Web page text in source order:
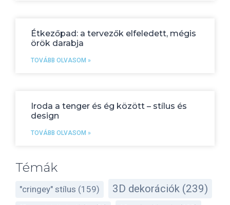
Étkezőpad: a tervezők elfeledett, mégis
örök darabja
TOVÁBB OLVASOM »
Iroda a tenger és ég között – stílus és
design
TOVÁBB OLVASOM »
Témák
"cringey" stílus (159) 3D dekorációk (239)